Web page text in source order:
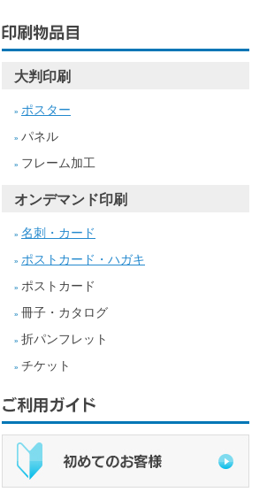
大判印刷
» ポスター
» パネル
» フレーム加工
オンデマンド印刷
» 名刺・カード
» ポストカード・ハガキ
» ポストカード
» 冊子・カタログ
» 折パンフレット
» チケット